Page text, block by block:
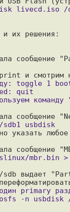
и их решения:
указать
выдает